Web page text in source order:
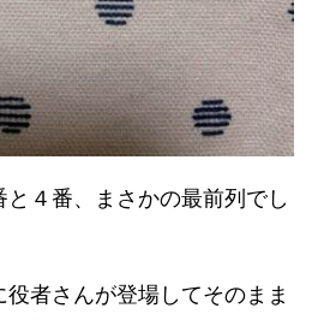
４番、まさかの最前列でし
者さんが登場してそのまま